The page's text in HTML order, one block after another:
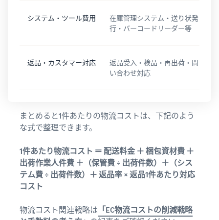
システム・ツール費用
在庫管理システム・送り状発
行・バーコードリーダー等
返品・カスタマー対応
返品受入・検品・再出荷・問
い合わせ対応
まとめると1件あたりの物流コストは、下記のよう
な式で整理できます。
1件あたり物流コスト ＝ 配送料金 ＋ 梱包資材費 ＋
出荷作業人件費 ＋（保管費 ÷ 出荷件数）＋（シス
テム費 ÷ 出荷件数）＋ 返品率 × 返品1件あたり対応
コスト
物流コスト関連戦略は 「EC物流コストの削減戦略